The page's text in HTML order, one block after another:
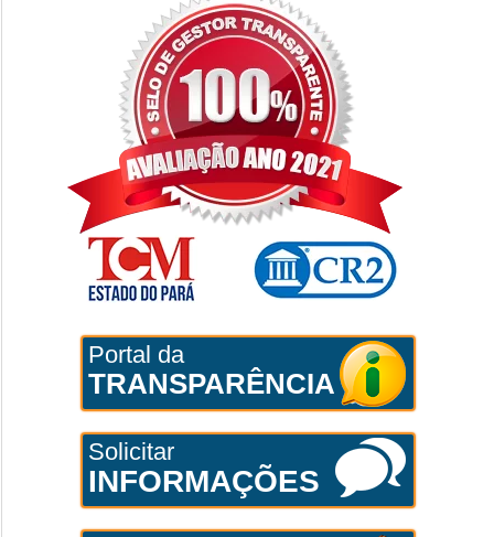
Portal da
TRANSPARÊNCIA
Solicitar
INFORMAÇÕES